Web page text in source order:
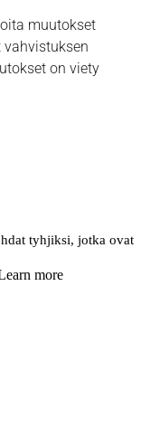
muutokset
vahvistuksen
on viety